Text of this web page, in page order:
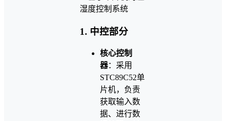
1. 中控部分
核心控制
器：采用
STC89C52单
片机，负责
获取输入数
据、进行数